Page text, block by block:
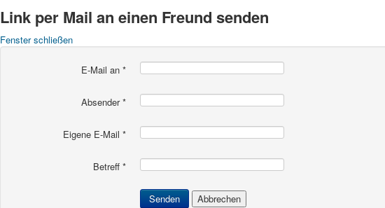
Link per Mail an einen Freund senden
Fenster schließen
E-Mail an *
Absender*
Eigene E-Mail *
Betreff *
Senden Abbrechen